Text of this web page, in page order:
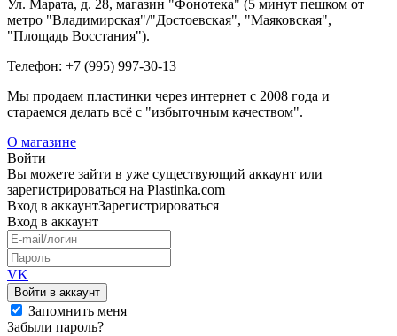
Ул. Марата, д. 28, магазин "Фонотека" (5 минут пешком от
метро "Владимирская"/"Достоевская", "Маяковская",
"Площадь Восстания").
Телефон: +7 (995) 997-30-13
Мы продаем пластинки через интернет c 2008 года и
стараемся делать всё с "избыточным качеством".
О магазине
Войти
Вы можете зайти в уже существующий аккаунт или
зарегистрироваться на Plastinka.com
Вход в аккаунтЗарегистрироваться
Вход в аккаунт
VK
Войти в аккаунт
Запомнить меня
Забыли пароль?